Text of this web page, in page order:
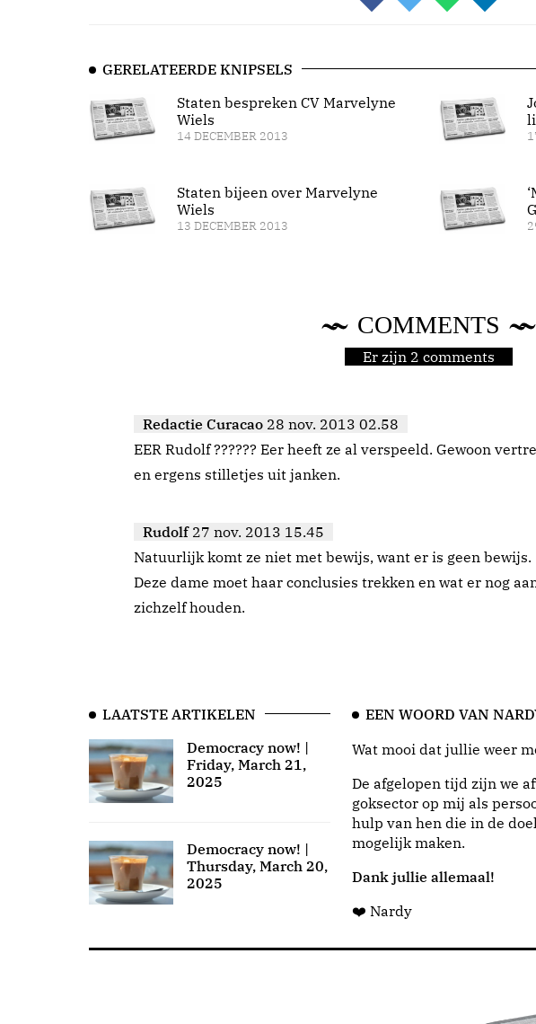
GERELATEERDE KNIPSELS
Staten bespreken CV Marvelyne
Wiels
14 DECEMBER 2013
Staten bijeen over Marvelyne
Wiels
13 DECEMBER 2013
COMMENTS
Er zijn 2 comments
Redactie Curacao 28 nov. 2013 02.58
EER Rudolf ?????? Eer heeft ze al verspeeld. Gewoon
en ergens stilletjes uit janken.
Rudolf 27 nov. 2013 15.45
Natuurlijk komt ze niet met bewijs, want er is geen bewijs.
Deze dame moet haar conclusies trekken en wat er nog
zichzelf houden.
LAATSTE ARTIKELEN
Democracy now! |
Friday, March 21,
2025
Democracy now! |
Thursday, March 20,
2025
EEN WOORD VAN
Wat mooi dat jullie weer
De afgelopen tijd zijn we
goksector op mij als
hulp van hen die in de
mogelijk maken.
Dank jullie allemaal!
❤️ Nardy